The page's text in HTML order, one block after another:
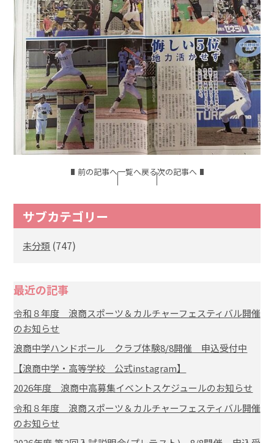
前の記事へ一覧へ戻る次の記事へ
サブカテゴリー
未分類 (747)
最近の記事
令和８年度 浪商スポーツ＆カルチャーフェスティバル開催
のお知らせ
浪商中学ハンドボール クラブ体験8/8開催 申込受付中
【浪商中学・高等学校 公式instagram】
2026年度 浪商中高募集イベントスケジュールのお知らせ
令和８年度 浪商スポーツ＆カルチャーフェスティバル開催
のお知らせ